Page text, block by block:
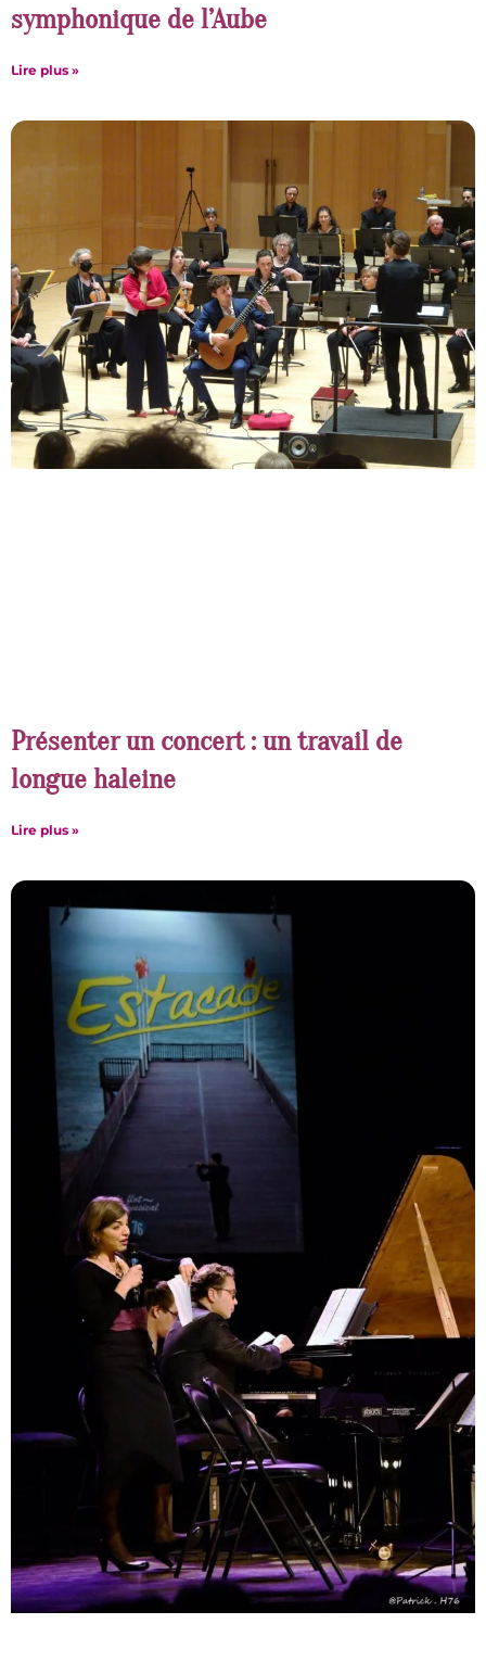
symphonique de l’Aube
Lire plus »
Présenter un concert : un travail de
longue haleine
Lire plus »